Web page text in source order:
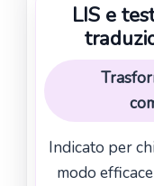
LIS e
Indicato per
modo